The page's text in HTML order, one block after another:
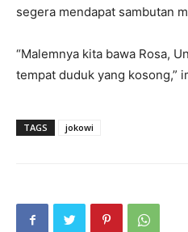
segera mendapat sambutan
“Malemnya kita bawa Rosa,
tempat duduk yang kosong,”
TAGS jokowi